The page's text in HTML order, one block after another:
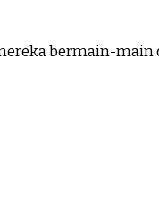
bermain-main